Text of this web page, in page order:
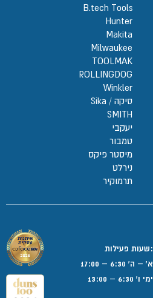
B.tech Tools
Hunter
Makita
Milwaukee
TOOLMAK
ROLLINGDOG
Winkler
סיקה / Sika
SMITH
יעקבי
טמבור
מיסטר פיקס
נירלט
תרמוקיר
:שעות פעילות
א' – ה' 6:30 – 17:00
ימי ו' 6:30 – 13:00